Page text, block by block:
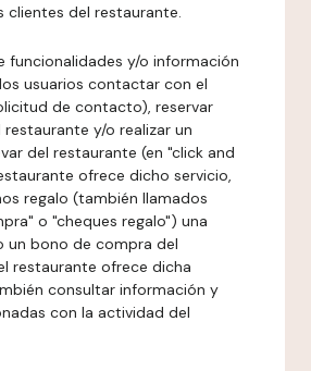
clientes del restaurante.
funcionalidades y/o información
usuarios contactar con el
de contacto), reservar
restaurante y/o realizar un
del restaurante (en "click and
ofrece dicho servicio,
regalo (también llamados
o "cheques regalo") una
un bono de compra del
restaurante ofrece dicha
consultar información y
con la actividad del